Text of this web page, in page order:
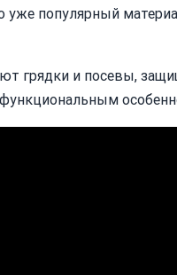
популярный
грядки и посевы,